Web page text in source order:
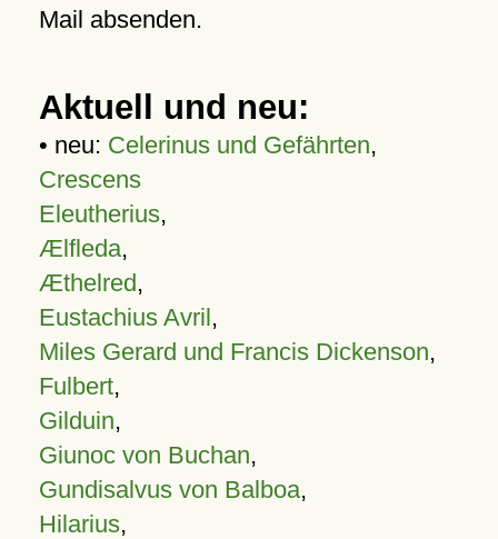
Mail absenden.
Aktuell und neu:
• neu: Celerinus und Gefährten,
Crescens
Eleutherius,
Ælfleda,
Æthelred,
Eustachius Avril,
Miles Gerard und Francis Dickenson,
Fulbert,
Gilduin,
Giunoc von Buchan,
Gundisalvus von Balboa,
Hilarius,